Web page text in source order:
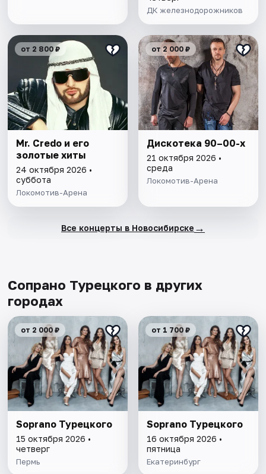
ДК железнодорожников
от 2 800 ₽
Mr. Credo и его
золотые хиты
24 октября 2026 •
суббота
Локомотив-Арена
от 2 000 ₽
Дискотека 90–00-х
21 октября 2026 •
среда
Локомотив-Арена
Все концерты в Новосибирске →
Сопрано Турецкого в других
городах
от 2 000 ₽
Soprano Турецкого
15 октября 2026 •
четверг
Пермь
от 1 700 ₽
Soprano Турецкого
16 октября 2026 •
пятница
Екатеринбург